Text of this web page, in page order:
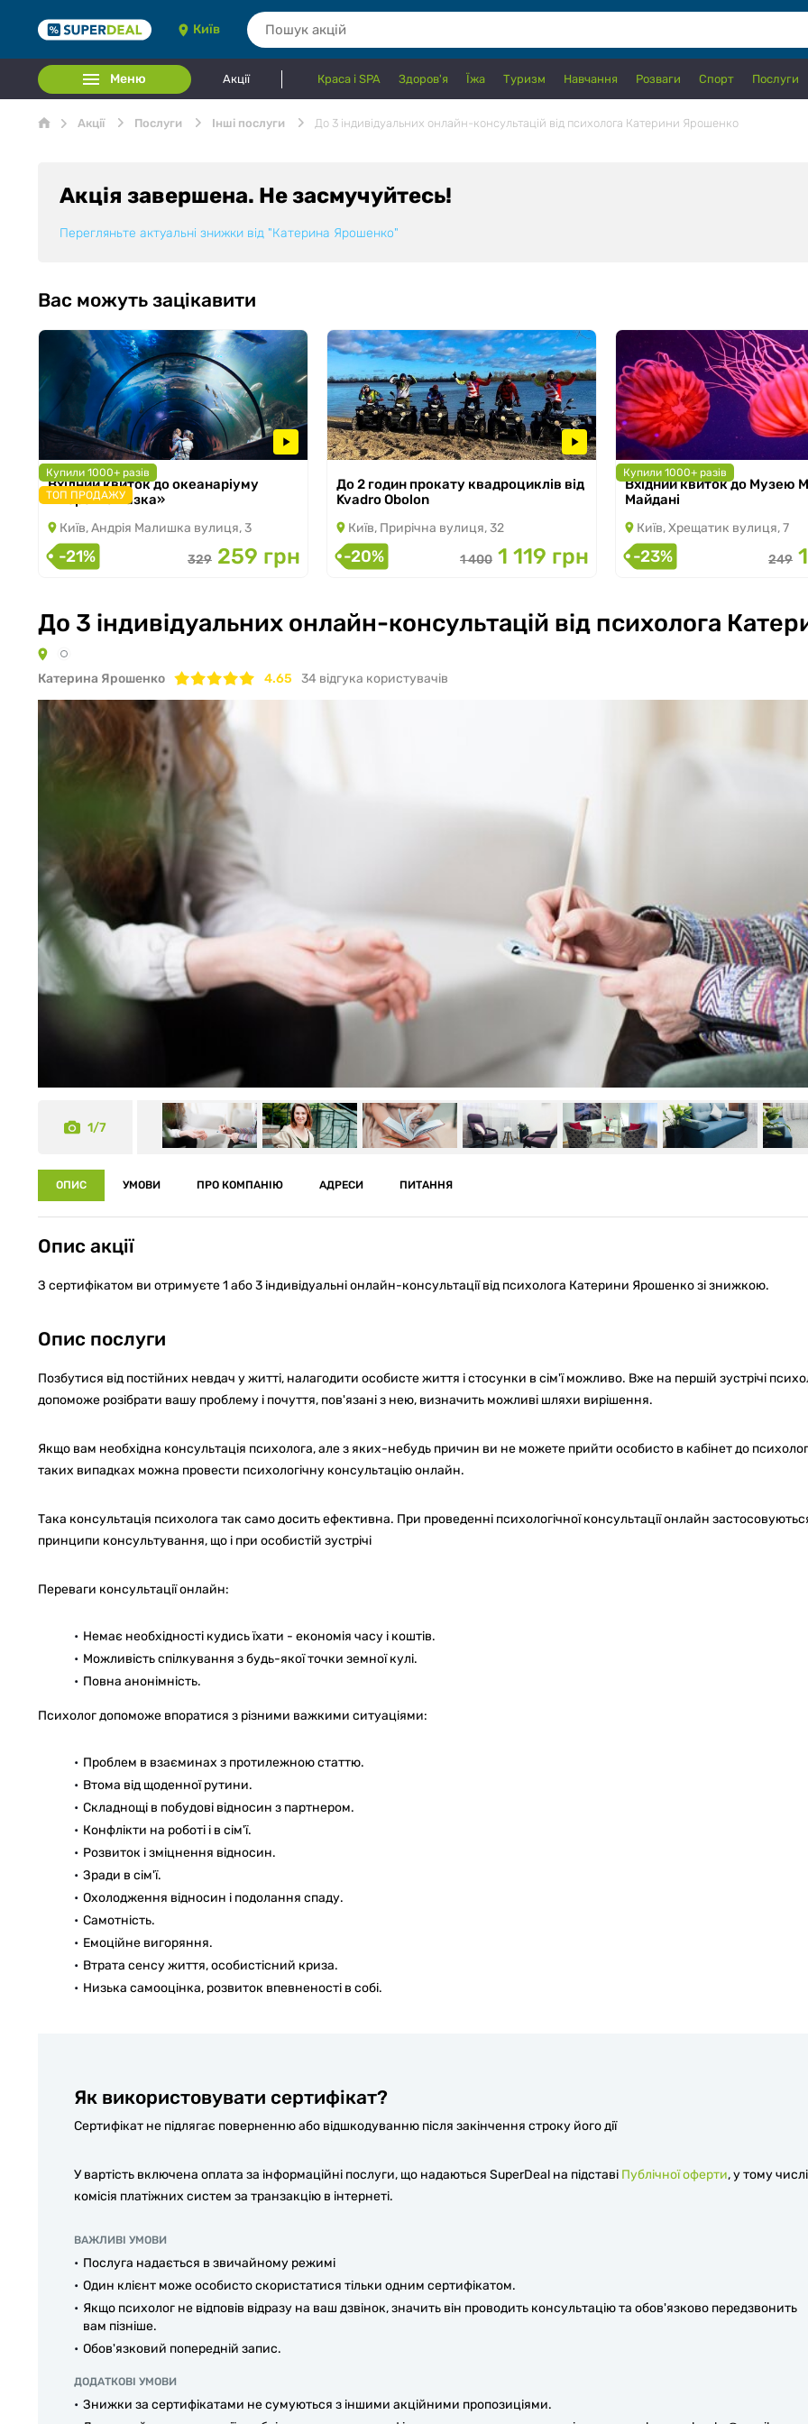
Київ
Меню Акції Краса і SPA Здоров'я Їжа Туризм Навчання Розваги Спорт Послуги
Акції Послуги Інші послуги До 3 індивідуальних онлайн-консультацій від психолога Катерини Ярошенко
Акція завершена. Не засмучуйтесь!
Перегляньте актуальні знижки від "Катерина Ярошенко"
Вас можуть зацікавити
Купили 1000+ разів
ТОП ПРОДАЖУ
з 05.03.2026 по 31.08.2026
Вхідний квиток до океанаріуму
«Морська казка»
Київ, Андрія Малишка вулиця, 3
-21% 329 259 грн
з 02.11.2024 по 30.09.2026
До 2 годин прокату квадроциклів від
Kvadro Obolon
Київ, Прирічна вулиця, 32
-20% 1 400 1 119 грн
Купили 1000+ разів
з 07.03.2026 по 31.08.2026
Вхідний квиток до Музею
Майдані
Київ, Хрещатик вулиця, 7
-23% 249
До 3 індивідуальних онлайн-консультацій від психолога
Катерина Ярошенко 4.65 34 вiдгука користувачів
1/7
ОПИС УМОВИ ПРО КОМПАНІЮ АДРЕСИ ПИТАННЯ
Опис акції
З сертифікатом ви отримуєте 1 або 3 індивідуальні онлайн-консультації від психолога Катерини Ярошенко зі знижкою.
Опис послуги
Позбутися від постійних невдач у житті, налагодити особисте життя і стосунки в сім'ї можливо. Вже на першій зустрічі
допоможе розібрати вашу проблему і почуття, пов'язані з нею, визначить можливі шляхи вирішення.
Якщо вам необхідна консультація психолога, але з яких-небудь причин ви не можете прийти особисто в кабінет до
таких випадках можна провести психологічну консультацію онлайн.
Така консультація психолога так само досить ефективна. При проведенні психологічної консультації онлайн
принципи консультування, що і при особистій зустрічі
Переваги консультації онлайн:
Немає необхідності кудись їхати - економія часу і коштів.
Можливість спілкування з будь-якої точки земної кулі.
Повна анонімність.
Психолог допоможе впоратися з різними важкими ситуаціями:
Проблем в взаєминах з протилежною статтю.
Втома від щоденної рутини.
Складнощі в побудові відносин з партнером.
Конфлікти на роботі і в сім'ї.
Розвиток і зміцнення відносин.
Зради в сім'ї.
Охолодження відносин і подолання спаду.
Самотність.
Емоційне вигоряння.
Втрата сенсу життя, особистісний криза.
Низька самооцінка, розвиток впевненості в собі.
Як використовувати сертифікат?
Сертифікат не підлягає поверненню або відшкодуванню після закінчення строку його дії
У вартість включена оплата за інформаційні послуги, що надаються SuperDeal на підставі Публічної оферти, у тому числі
комісія платіжних систем за транзакцію в інтернеті.
ВАЖЛИВІ УМОВИ
Послуга надається в звичайному режимі
Один клієнт може особисто скористатися тільки одним сертифікатом.
Якщо психолог не відповів відразу на ваш дзвінок, значить він проводить консультацію та обов'язково передзвонить
вам пізніше.
Обов'язковий попередній запис.
ДОДАТКОВІ УМОВИ
Знижки за сертифікатами не сумуються з іншими акційними пропозиціями.